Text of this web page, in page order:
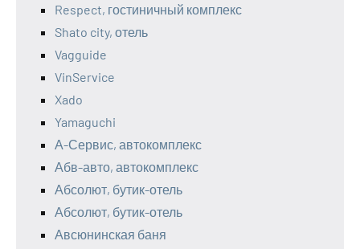
Respect, гостиничный комплекс
Shato city, отель
Vagguide
VinService
Xado
Yamaguchi
А-Сервис, автокомплекс
Абв-авто, автокомплекс
Абсолют, бутик-отель
Абсолют, бутик-отель
Авсюнинская баня